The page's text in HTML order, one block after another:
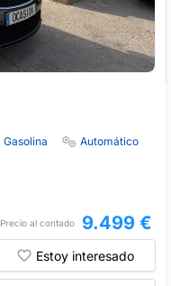
Gasolina
Automático
Precio al contado 9.499 €
Estoy interesado